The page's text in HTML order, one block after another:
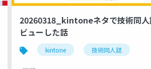
iphone ショートカット
20260318_kintoneネタで技術同人
ビューした話
kintone 技術同人誌